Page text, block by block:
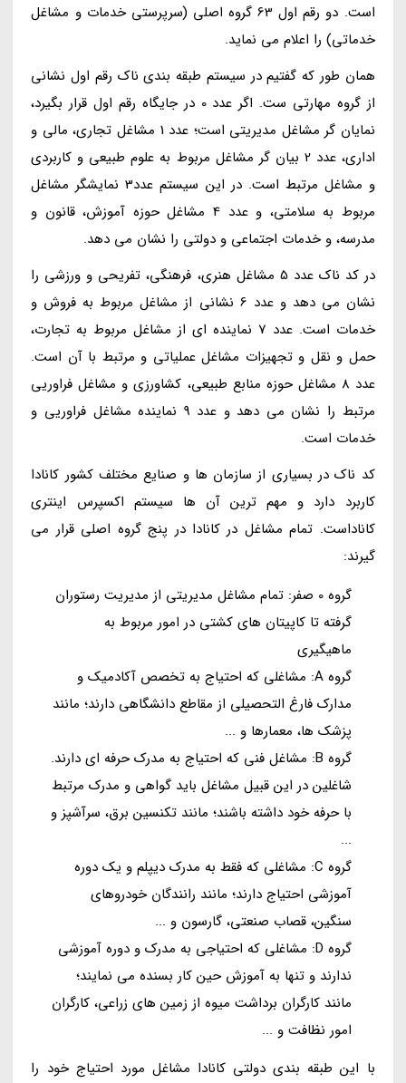
است. دو رقم اول 63 گروه اصلی (سرپرستی خدمات و مشاغل
خدماتی) را اعلام می نماید.
همان طور که گفتیم در سیستم طبقه بندی ناک رقم اول نشانی
از گروه مهارتی ست. اگر عدد 0 در جایگاه رقم اول قرار بگیرد،
نمایان گر مشاغل مدیریتی است؛ عدد 1 مشاغل تجاری، مالی و
اداری، عدد 2 بیان گر مشاغل مربوط به علوم طبیعی و کاربردی
و مشاغل مرتبط است. در این سیستم عدد3 نمایشگر مشاغل
مربوط به سلامتی، و عدد 4 مشاغل حوزه آموزش، قانون و
مدرسه، و خدمات اجتماعی و دولتی را نشان می دهد.
در کد ناک عدد 5 مشاغل هنری، فرهنگی، تفریحی و ورزشی را
نشان می دهد و عدد 6 نشانی از مشاغل مربوط به فروش و
خدمات است. عدد 7 نماینده ای از مشاغل مربوط به تجارت،
حمل و نقل و تجهیزات مشاغل عملیاتی و مرتبط با آن است.
عدد 8 مشاغل حوزه منابع طبیعی، کشاورزی و مشاغل فراوریی
مرتبط را نشان می دهد و عدد 9 نماینده مشاغل فراوریی و
خدمات است.
کد ناک در بسیاری از سازمان ها و صنایع مختلف کشور کانادا
کاربرد دارد و مهم ترین آن ها سیستم اکسپرس اینتری
کاناداست. تمام مشاغل در کانادا در پنج گروه اصلی قرار می
گیرند:
گروه 0 صفر: تمام مشاغل مدیریتی از مدیریت رستوران
گرفته تا کاپیتان های کشتی در امور مربوط به
ماهیگیری
گروه A: مشاغلی که احتیاج به تخصص آکادمیک و
مدارک فارغ التحصیلی از مقاطع دانشگاهی دارند؛ مانند
پزشک ها، معمارها و ...
گروه B: مشاغل فنی که احتیاج به مدرک حرفه ای دارند.
شاغلین در این قبیل مشاغل باید گواهی و مدرک مرتبط
با حرفه خود داشته باشند؛ مانند تکنسین برق، سرآشپز و
...
گروه C: مشاغلی که فقط به مدرک دیپلم و یک دوره
آموزشی احتیاج دارند؛ مانند رانندگان خودروهای
سنگین، قصاب صنعتی، گارسون و ...
گروه D: مشاغلی که احتیاجی به مدرک و دوره آموزشی
ندارند و تنها به آموزش حین کار بسنده می نمایند؛
مانند کارگران برداشت میوه از زمین های زراعی، کارگران
امور نظافت و ...
با این طبقه بندی دولتی کانادا مشاغل مورد احتیاج خود را